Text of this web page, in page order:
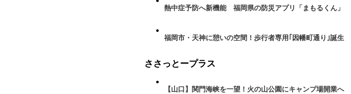
熱中症予防へ新機能 福岡県の防災アプリ「まもるくん」
福岡市・天神に憩いの空間！歩行者専用｢因幡町通り｣誕生
ささっとープラス
【山口】関門海峡を一望！火の山公園にキャンプ場開業へ